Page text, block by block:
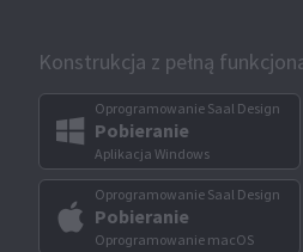
Konstrukcja z pełną
Oprogramowanie Saal Design
Pobieranie
Aplikacja Windows
Oprogramowanie Saal Design
Pobieranie
Oprogramowanie macOS